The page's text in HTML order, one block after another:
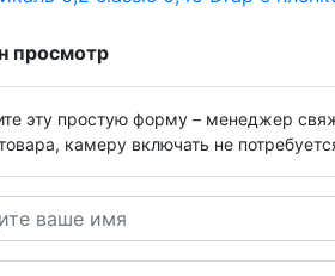
просмотр
эту простую форму – менеджер
камеру включать не